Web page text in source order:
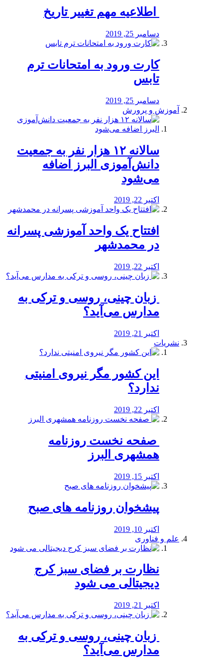
️ اطلاعیه مهم تغییر تاریخ
دسامبر 25, 2019
کارت ورود به امتحانات ترم
تابس
دسامبر 25, 2019
آموزش و پرورش
️سالانه ۱۲ هزار نفر به جمعیت
دانش‌آموزی البرز اضافه
می‌شود
اکتبر 22, 2019
افتتاح یک واحد آموزشی پسرانه
در محمدشهر
اکتبر 22, 2019
️ زبان چینی، روسی و ترکی به
مدارس می‌آید؟
اکتبر 21, 2019
نشریات
این کشور مگر نیروی امنیتی
ندارد؟
اکتبر 22, 2019
️ صفحه نخست روزنامه‌
همشهری البرز
اکتبر 15, 2019
پیشخوان روزنامه های صبح
اکتبر 10, 2019
علم و فناوری
نظارت بر فضای سبز کرج
دیجیتالی می شود
اکتبر 21, 2019
️ زبان چینی، روسی و ترکی به
مدارس می‌آید؟